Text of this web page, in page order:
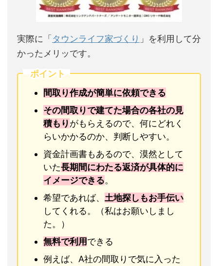
実際に「 タウンライフ家づくり 」を利用して分
かったメリッです。
ポイント
間取り作成が簡単に依頼できる
その間取りで建てた場合の各社の見
積もりがもらえるので、何にどれく
らいかかるのか、判断しやすい。
資金計画書もあるので、漠然として
いた長期間にわたる返済が具体的に
イメージできる。
希望であれば、 土地探しもお手伝い
してくれる。（私はお願いしまし
た。）
無料で利用できる
例えば、A社の間取りで気に入った